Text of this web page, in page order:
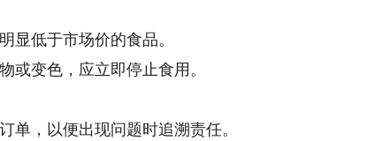
低于市场价的食品。
变色，应立即停止食用。
，以便出现问题时追溯责任。